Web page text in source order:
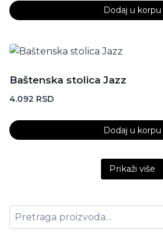
Dodaj u korpu
Baštenska stolica Jazz
4.092 RSD
Dodaj u korpu
Content is collapsed. Activate
Prikaži više
Pretraga
za: